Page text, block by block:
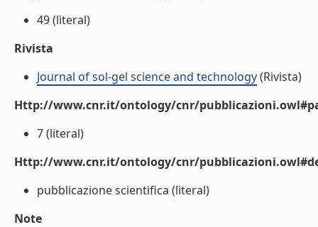
49 (literal)
Rivista
Journal of sol-gel science and technology(Rivista)
Http://www.cnr.it/ontology/cnr/
7 (literal)
Http://www.cnr.it/ontology/cnr/
pubblicazione scientifica (literal)
Note